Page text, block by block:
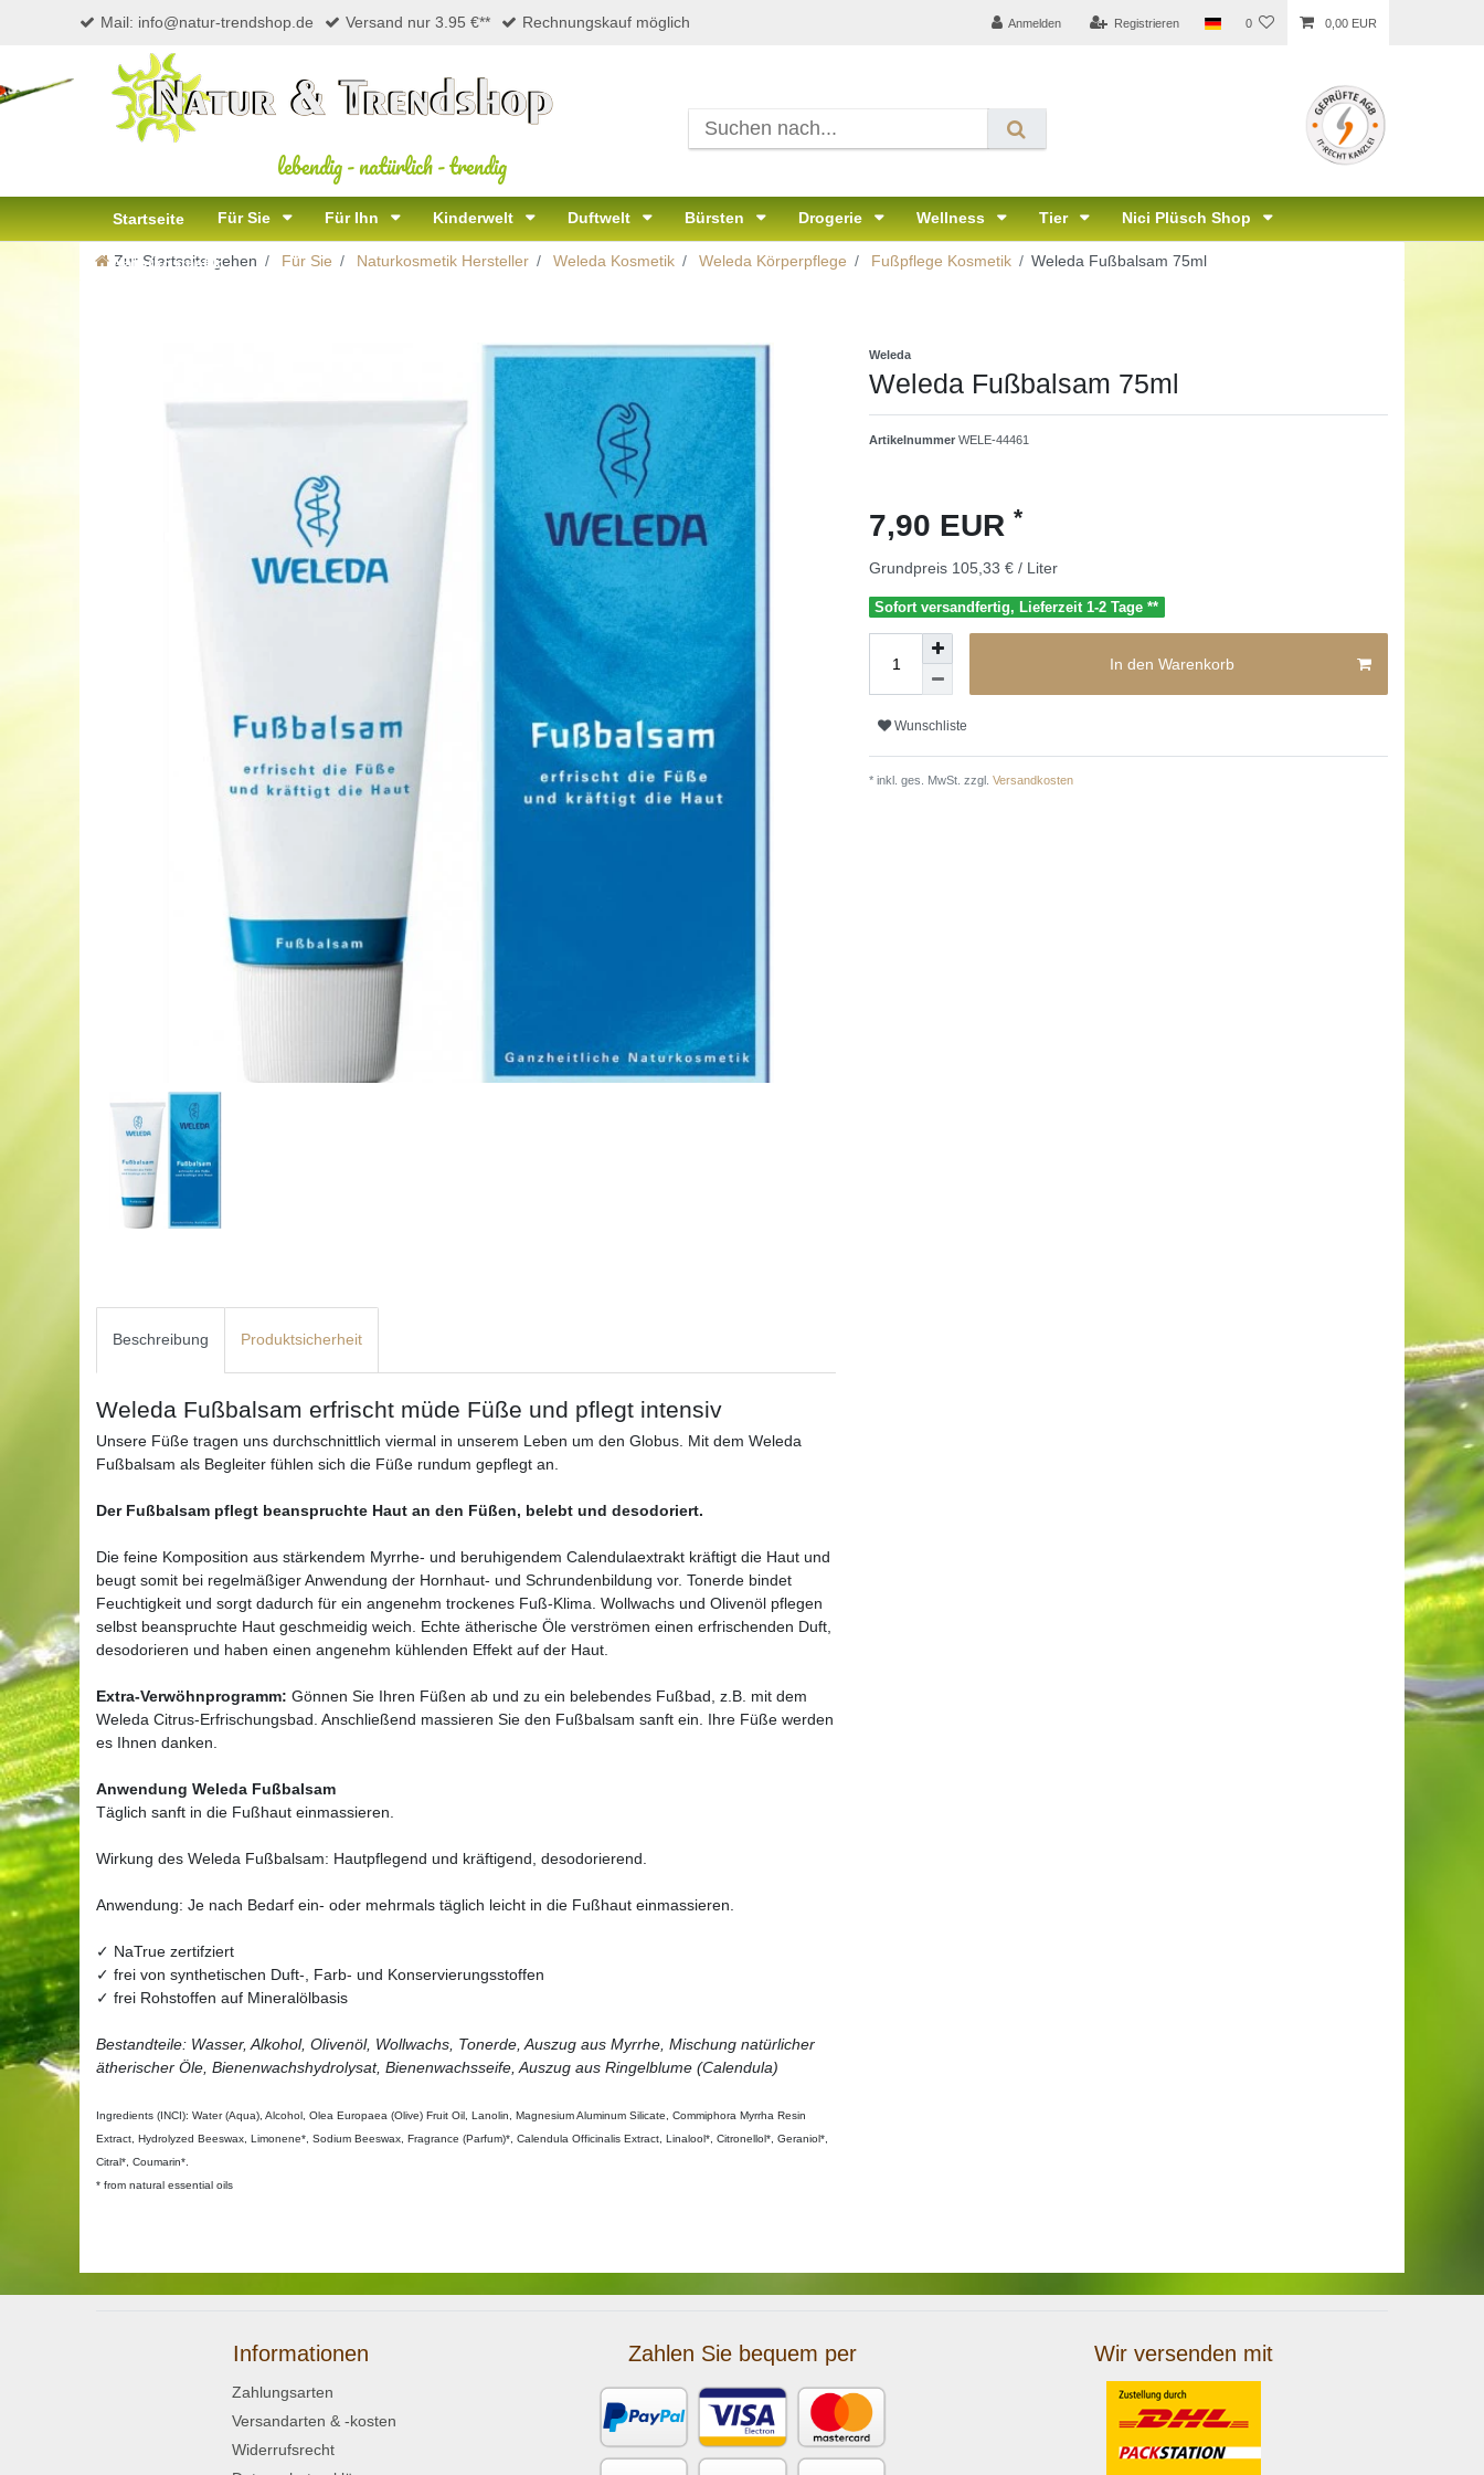
Mail: info@natur-trendshop.de Versand nur 3.95 €** Rechnungskauf möglich Anmelden Registrieren 0 0,00 EUR
lebendig-natürlich-trendig
Startseite Für Sie Für Ihn Kinderwelt Duftwelt Bürsten Drogerie Wellness Tier Nici Plüsch Shop
Naturkosmetik
Zur Startseite gehen Für Sie Naturkosmetik Hersteller Weleda Kosmetik Weleda Körperpflege Fußpflege Kosmetik Weleda Fußbalsam 75ml
Weleda
Weleda Fußbalsam 75ml
Artikelnummer WELE-44461
7,90 EUR *
Grundpreis 105,33 € / Liter
Sofort versandfertig, Lieferzeit 1-2 Tage **
In den Warenkorb
Wunschliste
* inkl. ges. MwSt. zzgl. Versandkosten
Beschreibung Produktsicherheit
Weleda Fußbalsam erfrischt müde Füße und pflegt intensiv
Unsere Füße tragen uns durchschnittlich viermal in unserem Leben um den Globus. Mit dem Weleda
Fußbalsam als Begleiter fühlen sich die Füße rundum gepflegt an.
Der Fußbalsam pflegt beanspruchte Haut an den Füßen, belebt und desodoriert.
Die feine Komposition aus stärkendem Myrrhe- und beruhigendem Calendulaextrakt kräftigt die Haut und
beugt somit bei regelmäßiger Anwendung der Hornhaut- und Schrundenbildung vor. Tonerde bindet
Feuchtigkeit und sorgt dadurch für ein angenehm trockenes Fuß-Klima. Wollwachs und Olivenöl pflegen
selbst beanspruchte Haut geschmeidig weich. Echte ätherische Öle verströmen einen erfrischenden Duft,
desodorieren und haben einen angenehm kühlenden Effekt auf der Haut.
Extra-Verwöhnprogramm: Gönnen Sie Ihren Füßen ab und zu ein belebendes Fußbad, z.B. mit dem
Weleda Citrus-Erfrischungsbad. Anschließend massieren Sie den Fußbalsam sanft ein. Ihre Füße werden
es Ihnen danken.
Anwendung Weleda Fußbalsam
Täglich sanft in die Fußhaut einmassieren.
Wirkung des Weleda Fußbalsam: Hautpflegend und kräftigend, desodorierend.
Anwendung: Je nach Bedarf ein- oder mehrmals täglich leicht in die Fußhaut einmassieren.
✓ NaTrue zertifziert
✓ frei von synthetischen Duft-, Farb- und Konservierungsstoffen
✓ frei Rohstoffen auf Mineralölbasis
Bestandteile: Wasser, Alkohol, Olivenöl, Wollwachs, Tonerde, Auszug aus Myrrhe, Mischung natürlicher
ätherischer Öle, Bienenwachshydrolysat, Bienenwachsseife, Auszug aus Ringelblume (Calendula)
Ingredients (INCI): Water (Aqua), Alcohol, Olea Europaea (Olive) Fruit Oil, Lanolin, Magnesium Aluminum Silicate, Commiphora Myrrha Resin
Extract, Hydrolyzed Beeswax, Limonene*, Sodium Beeswax, Fragrance (Parfum)*, Calendula Officinalis Extract, Linalool*, Citronellol*, Geraniol*,
Citral*, Coumarin*.
* from natural essential oils
Informationen
Zahlungsarten
Versandarten & -kosten
Widerrufsrecht
Zahlen Sie bequem per Wir versenden mit